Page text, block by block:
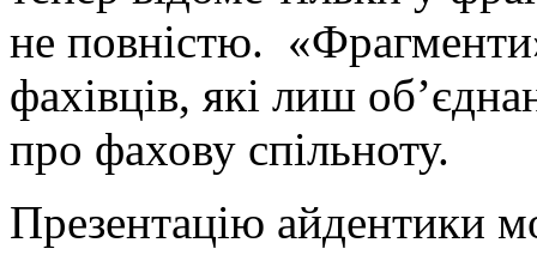
не повністю.
фахівців, які лиш
про фахову спільноту.
Презентацію айдентики